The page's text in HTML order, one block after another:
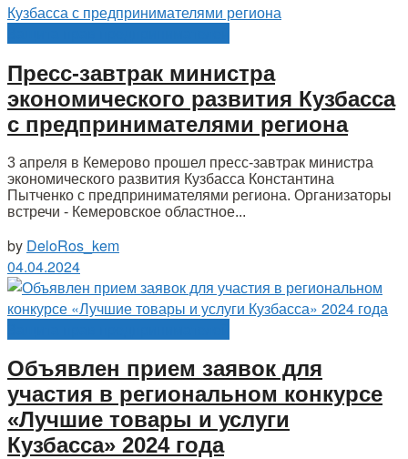
Пресс-завтрак министра
экономического развития Кузбасса
с предпринимателями региона
3 апреля в Кемерово прошел пресс-завтрак министра
экономического развития Кузбасса Константина
Пытченко с предпринимателями региона. Организаторы
встречи - Кемеровское областное...
by DeloRos_kem
04.04.2024
Объявлен прием заявок для
участия в региональном конкурсе
«Лучшие товары и услуги
Кузбасса» 2024 года